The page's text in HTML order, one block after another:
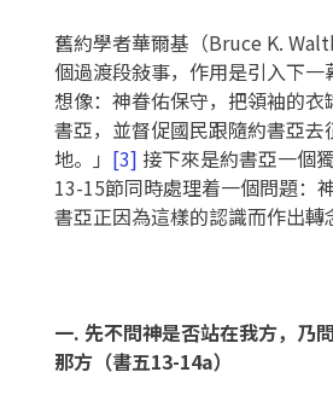
舊約學者華爾基（Bruce K.
個過渡段敍事，作用是引入下
想像：神眷佑保守，把領袖的衣
書亞，並督促國民跟隨約書亞去
地。」 [3] 接下來是約書亞一個
13-15節同時處理着一個問題：
書亞正因為這樣的認識而作出轉
一. 先不問神是否站在我方，乃
那方（書五13-14a）